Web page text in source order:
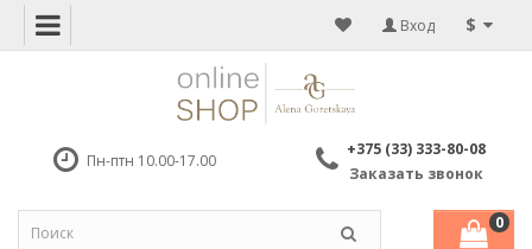
$
Вход
Пн-птн 10.00-17.00
+375 (33) 333-80-08
Заказать звонок
0